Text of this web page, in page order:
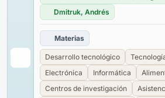
Dmitruk, Andrés
Materias
Desarrollo tecnológico
Electrónica
Informática
Centros de investigación